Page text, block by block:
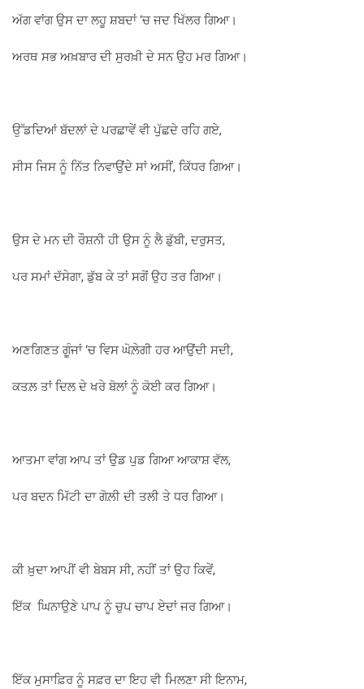
ਅੱਗ ਵਾਂਗ ਉਸ ਦਾ ਲਹੂ ਸ਼ਬਦਾਂ ‘ਚ ਜਦ ਖਿੱਲਰ ਗਿਆ।
ਅਰਥ ਸਭ ਅਖ਼ਬਾਰ ਦੀ ਸੁਰਖ਼ੀ ਦੇ ਸਨ ਉਹ ਮਰ ਗਿਆ।
ਉੱਡਦਿਆਂ ਬੱਦਲਾਂ ਦੇ ਪਰਛਾਵੇਂ ਵੀ ਪੁੱਛਦੇ ਰਹਿ ਗਏ,
ਸੀਸ ਜਿਸ ਨੂੰ ਨਿੱਤ ਨਿਵਾਉਂਦੇ ਸਾਂ ਅਸੀਂ, ਕਿੱਧਰ ਗਿਆ।
ਉਸ ਦੇ ਮਨ ਦੀ ਰੌਸ਼ਨੀ ਹੀ ਉਸ ਨੂੰ ਲੈ ਡੁੱਬੀ, ਦਰੁਸਤ,
ਪਰ ਸਮਾਂ ਦੱਸੇਗਾ, ਡੁੱਬ ਕੇ ਤਾਂ ਸਗੋਂ ਉਹ ਤਰ ਗਿਆ।
ਅਣਗਿਣਤ ਗੂੰਜਾਂ ‘ਚ ਵਿਸ ਘੋਲ਼ੇਗੀ ਹਰ ਆਉਂਦੀ ਸਦੀ,
ਕਤਲ਼ ਤਾਂ ਦਿਲ ਦੇ ਖਰੇ ਬੋਲਾਂ ਨੂੰ ਕੋਈ ਕਰ ਗਿਆ।
ਆਤਮਾ ਵਾਂਗ ਆਪ ਤਾਂ ਉਡ ਪੁਡ ਗਿਆ ਆਕਾਸ਼ ਵੱਲ,
ਪਰ ਬਦਨ ਮਿੱਟੀ ਦਾ ਗੋਲ਼ੀ ਦੀ ਤਲੀ ਤੇ ਧਰ ਗਿਆ।
ਕੀ ਖ਼ੁਦਾ ਆਪੀਂ ਵੀ ਬੇਬਸ ਸੀ, ਨਹੀਂ ਤਾਂ ਉਹ ਕਿਵੇਂ,
ਇੱਕ ਘਿਨਾਉਣੇ ਪਾਪ ਨੂੰ ਚੁਪ ਚਾਪ ਏਦਾਂ ਜਰ ਗਿਆ।
ਇੱਕ ਮੁਸਾਫ਼ਿਰ ਨੂੰ ਸਫ਼ਰ ਦਾ ਇਹ ਵੀ ਮਿਲਣਾ ਸੀ ਇਨਾਮ,